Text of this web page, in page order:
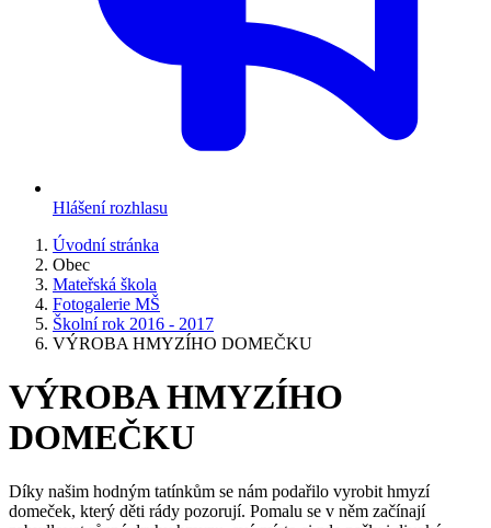
Hlášení rozhlasu
Úvodní stránka
Obec
Mateřská škola
Fotogalerie MŠ
Školní rok 2016 - 2017
VÝROBA HMYZÍHO DOMEČKU
VÝROBA HMYZÍHO
DOMEČKU
Díky našim hodným tatínkům se nám podařilo vyrobit hmyzí
domeček, který děti rády pozorují. Pomalu se v něm začínají